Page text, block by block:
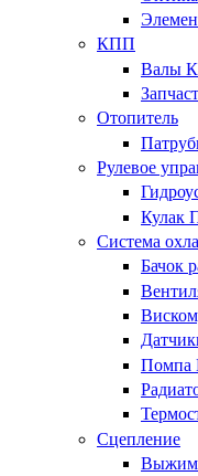
КПП
Валы
Отопитель
Рулевое
Кулак
Система
Бачок
Помпа
Сцепление